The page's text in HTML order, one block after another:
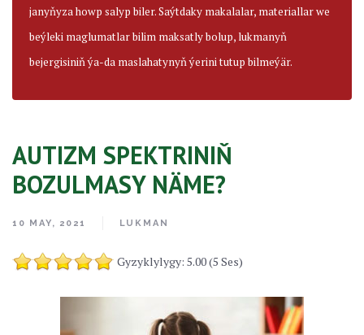
janyňyza howp salyp biler. Saýtdaky makalalar, materiallar we
beýleki maglumatlar bilim maksatly bolup, lukmanyň
bejergisiniň ýa-da maslahatynyň ýerini tutup bilmeýär.
AUTIZM SPEKTRINIŇ
BOZULMASY NÄME?
10 MAY, 2021 LUKMAN
Gyzyklylygy: 5.00 (5 Ses)